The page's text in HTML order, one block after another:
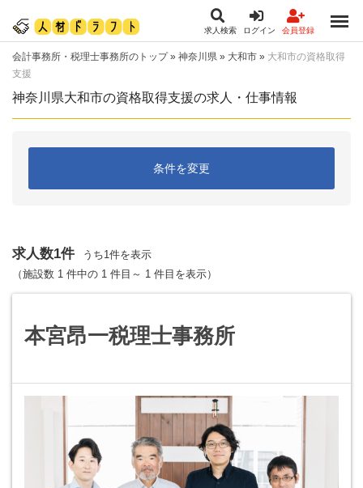
求人検索 ログイン 会員登録
会計事務所・税理士事務所のトップ» 神奈川県 » 大和市 » 大和市の資格取得
支援
神奈川県大和市の資格取得支援の求人・仕事情報
条件を変更
求人数1件
うち1件を表示
（施設数 1 件中の 1 件目～ 1 件目を表示）
本宮昂一税理士事務所